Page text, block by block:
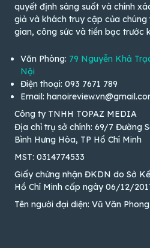
quyết định sáng suốt và chính
giả và khách truy cập của
gian, công sức và tiền bạc trước
Văn Phòng: 79 Nguyễn Khả
Nội
Điện thoại: 093 7671 789
Email:
Công ty TNHH TOPAZ MEDIA
Địa chỉ trụ sở chính: 69/7 Đường
Bình Hưng Hòa, TP Hồ Chí Minh
MST: 0314774533
Giấy chứng nhận ĐKDN do Sở
Hồ Chí Minh cấp ngày 06/12/
Tên người đại diện: Vũ Văn Phong